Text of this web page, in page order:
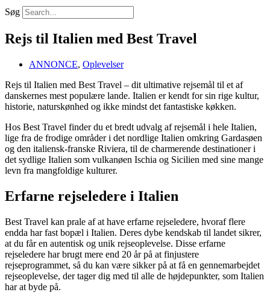
Søg
Rejs til Italien med Best Travel
ANNONCE, Oplevelser
Rejs til Italien med Best Travel – dit ultimative rejsemål til et af
danskernes mest populære lande. Italien er kendt for sin rige kultur,
historie, naturskønhed og ikke mindst det fantastiske køkken.
Hos Best Travel finder du et bredt udvalg af rejsemål i hele Italien,
lige fra de frodige områder i det nordlige Italien omkring Gardasøen
og den italiensk-franske Riviera, til de charmerende destinationer i
det sydlige Italien som vulkanøen Ischia og Sicilien med sine mange
levn fra mangfoldige kulturer.
Erfarne rejseledere i Italien
Best Travel kan prale af at have erfarne rejseledere, hvoraf flere
endda har fast bopæl i Italien. Deres dybe kendskab til landet sikrer,
at du får en autentisk og unik rejseoplevelse. Disse erfarne
rejseledere har brugt mere end 20 år på at finjustere
rejseprogrammet, så du kan være sikker på at få en gennemarbejdet
rejseoplevelse, der tager dig med til alle de højdepunkter, som Italien
har at byde på.